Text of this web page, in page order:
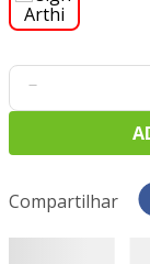
－
Compartilhar
9º
tecido oxford
10º toalha mesa